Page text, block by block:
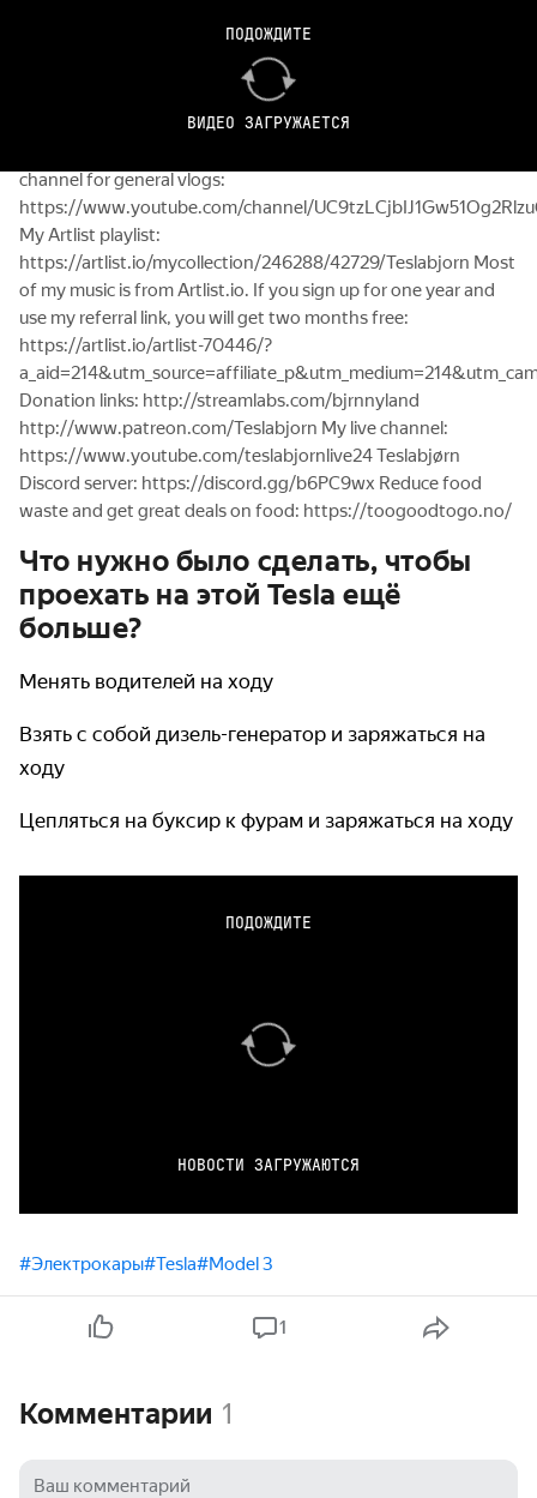
ПОДОЖДИТЕ
ВИДЕО ЗАГРУЖАЕТСЯ
record. Please consider using his referral code:
http://ts.la/christoffer34700 Special thanks to:
https://ionity.eu/ https://www.teslicka.cz/
https://gusterudbygg.no/ http://www.elektromobily.org And
channel for general vlogs:
https://www.youtube.com/channel/
My Artlist playlist:
https://artlist.io/mycollection/246288/42729/Teslabjorn Most
of my music is from Artlist.io. If you sign up for one year and
use my referral link, you will get two months free:
https://artlist.io/artlist-70446/?
Donation links: http://streamlabs.com/bjrnnyland
http://www.patreon.com/Teslabjorn My live channel:
https://www.youtube.com/teslabjornlive24 Teslabjørn
Discord server: https://discord.gg/b6PC9wx Reduce food
waste and get great deals on food: https://toogoodtogo.no/
Что нужно было сделать, чтобы
проехать на этой Tesla ещё
больше?
Менять водителей на ходу
Взять с собой дизель-генератор и заряжаться на
ходу
Цепляться на буксир к фурам и заряжаться на ходу
ПОДОЖДИТЕ
НОВОСТИ ЗАГРУЖАЮТСЯ
#Электрокары#Tesla#Model 3
1
Комментарии 1